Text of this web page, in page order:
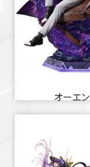
オーエン